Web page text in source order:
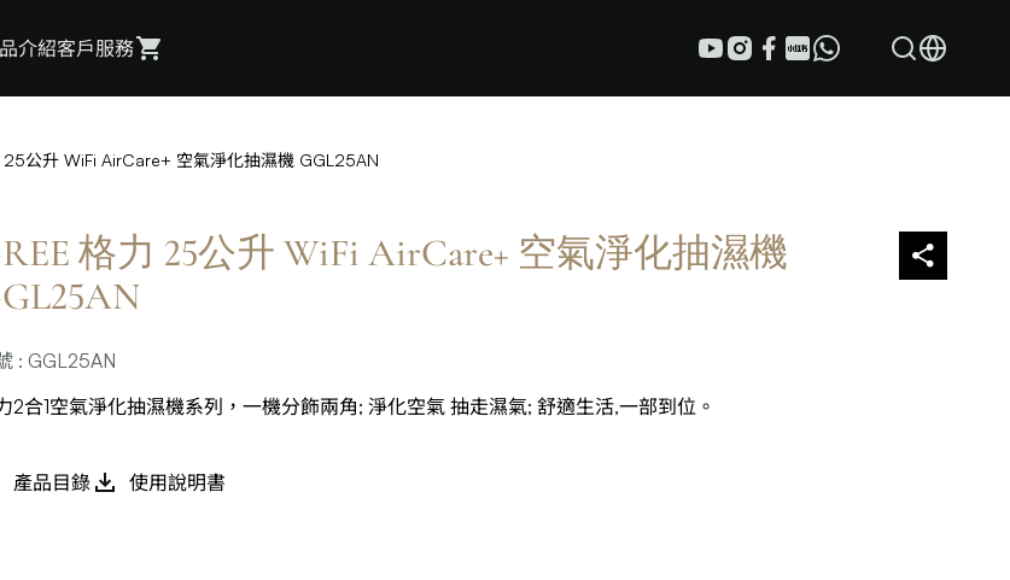
介紹客戶服務
25公升 WiFi AirCare+ 空氣淨化抽濕機 GGL25AN
格力 25公升 WiFi AirCare+ 空氣淨化抽濕機
: GGL25AN
2合1空氣淨化抽濕機系列，一機分飾兩角; 淨化空氣 抽走濕氣; 舒適生活,一部到位。
產品目錄 使用說明書